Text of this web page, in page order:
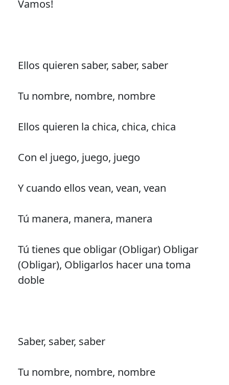
Vamos!
Ellos quieren saber, saber, saber
Tu nombre, nombre, nombre
Ellos quieren la chica, chica, chica
Con el juego, juego, juego
Y cuando ellos vean, vean, vean
Tú manera, manera, manera
Tú tienes que obligar (Obligar) Obligar
(Obligar), Obligarlos hacer una toma
doble
Saber, saber, saber
Tu nombre, nombre, nombre